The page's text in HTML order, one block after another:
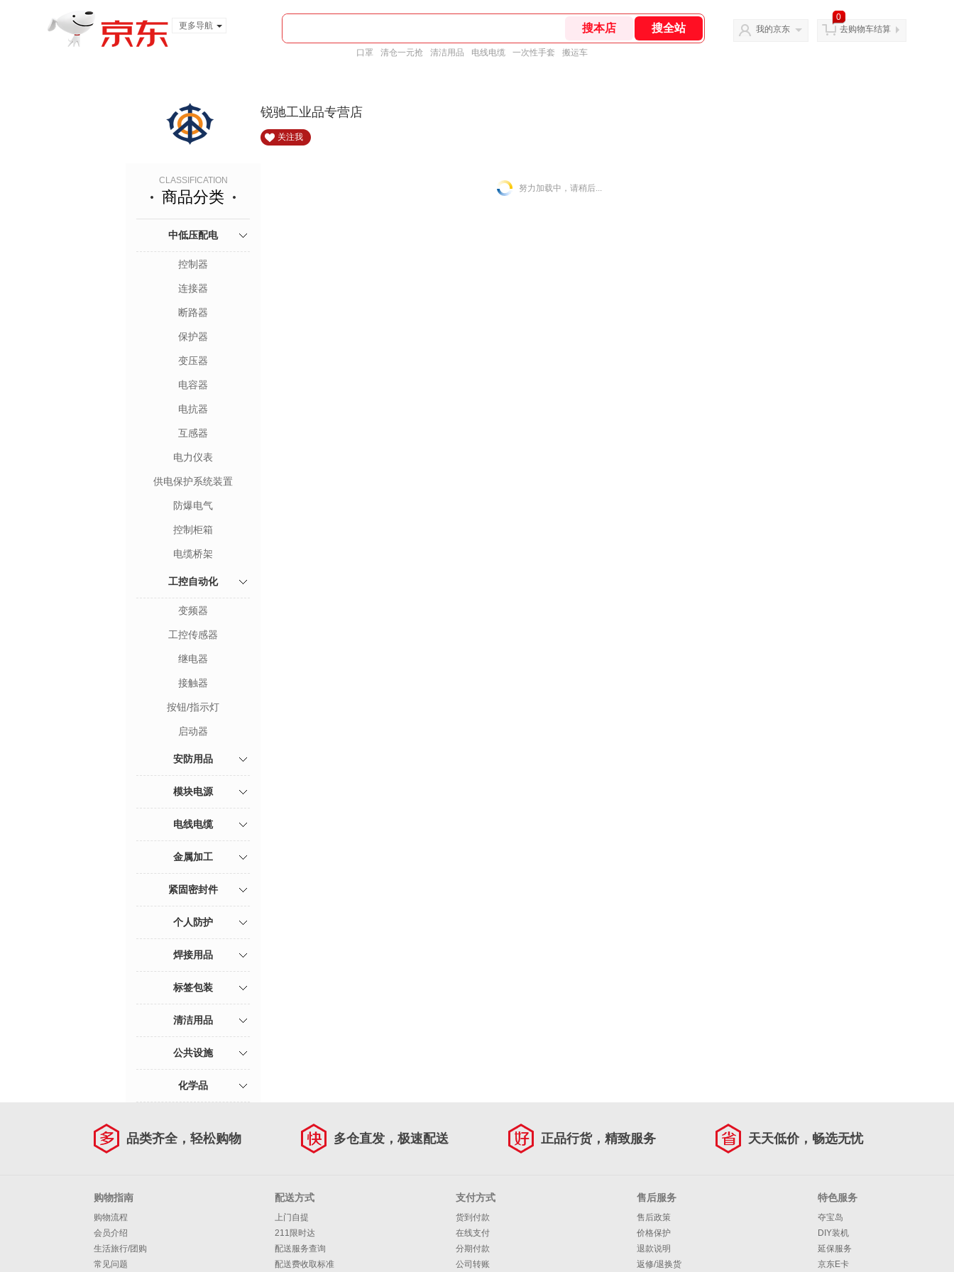
更多导航
口罩 清仓一元抢 清洁用品 电线电缆 一次性手套 搬运车
我的京东
0
去购物车结算
锐驰工业品专营店
关注我
CLASSIFICATION
商品分类
中低压配电
控制器
连接器
断路器
保护器
变压器
电容器
电抗器
互感器
电力仪表
供电保护系统装置
防爆电气
控制柜箱
电缆桥架
工控自动化
变频器
工控传感器
继电器
接触器
按钮/指示灯
启动器
安防用品
模块电源
电线电缆
金属加工
紧固密封件
个人防护
焊接用品
标签包装
清洁用品
公共设施
化学品
努力加载中，请稍后...
品类齐全，轻松购物 多仓直发，极速配送 正品行货，精致服务 天天低价，畅选无忧
购物指南
购物流程
会员介绍
生活旅行/团购
常见问题
配送方式
上门自提
211限时达
配送服务查询
配送费收取标准
支付方式
货到付款
在线支付
分期付款
公司转账
售后服务
售后政策
价格保护
退款说明
返修/退换货
特色服务
夺宝岛
DIY装机
延保服务
京东E卡